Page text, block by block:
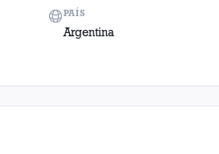
PAÍS
Argentina